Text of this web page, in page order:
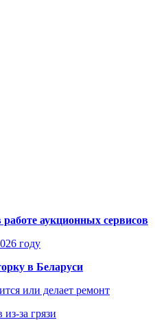
аукционных сервисов
году
в Беларуси
или делает ремонт
за грязи